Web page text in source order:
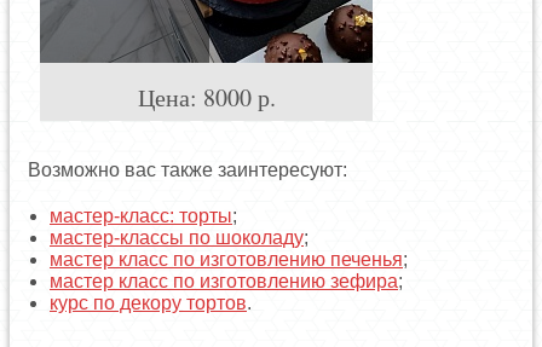
Цена: 8000 р.
Возможно вас также заинтересуют:
мастер-класс: торты;
мастер-классы по шоколаду;
мастер класс по изготовлению печенья;
мастер класс по изготовлению зефира;
курс по декору тортов.